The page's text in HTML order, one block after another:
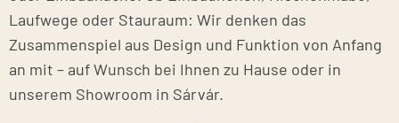
Laufwege oder Stauraum: Wir denken das
Zusammenspiel aus Design und Funktion von Anfang
an mit – auf Wunsch bei Ihnen zu Hause oder in
unserem Showroom in Sárvár.